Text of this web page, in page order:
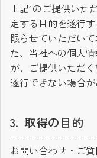
上記1のご提供いた
定する目的を遂行
限らせていただい
た、当社への個人
が、ご提供いただ
遂行できない場合
取得の目的
お問い合わせ・ご